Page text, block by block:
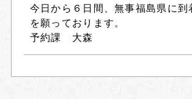
今日から６日間、無事福島県に到
を願っております。
予約課 大森